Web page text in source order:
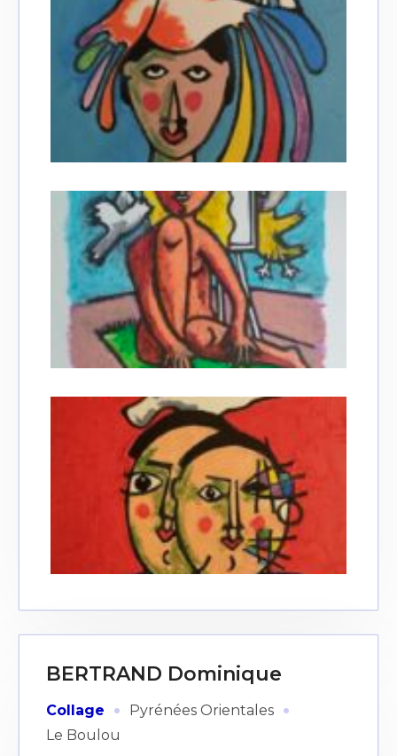
BERTRAND Dominique
Collage · Pyrénées Orientales ·
Le Boulou